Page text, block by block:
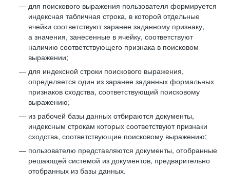
для поискового выражения пользователя формируется
индексная табличная строка, в которой отдельные
ячейки соответствуют заранее заданному признаку,
а значения, занесенные в ячейку, соответствуют
наличию соответствующего признака в поисковом
выражении;
для индексной строки поискового выражения,
определяется один из заранее заданных формальных
признаков сходства, соответствующий поисковому
выражению;
из рабочей базы данных отбираются документы,
индексным строкам которых соответствуют признаки
сходства, соответствующие поисковому выражению;
пользователю представляются документы, отобранные
решающей системой из документов, предварительно
отобранных из базы данных.